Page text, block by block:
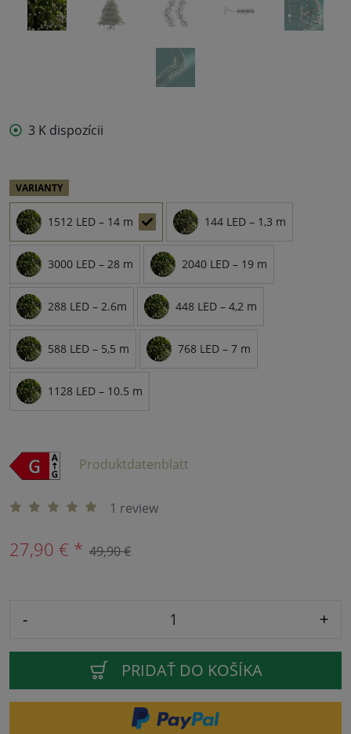
3 K dispozícii
VARIANTY
1512 LED – 14 m 144 LED – 1,3 m
3000 LED – 28 m 2040 LED – 19 m
288 LED – 2.6m 448 LED – 4,2 m
588 LED – 5,5 m 768 LED – 7 m
1128 LED – 10.5 m
Produktdatenblatt
1 review
27,90 € * 49,90 €
- +
PRIDAŤ DO KOŠÍKA